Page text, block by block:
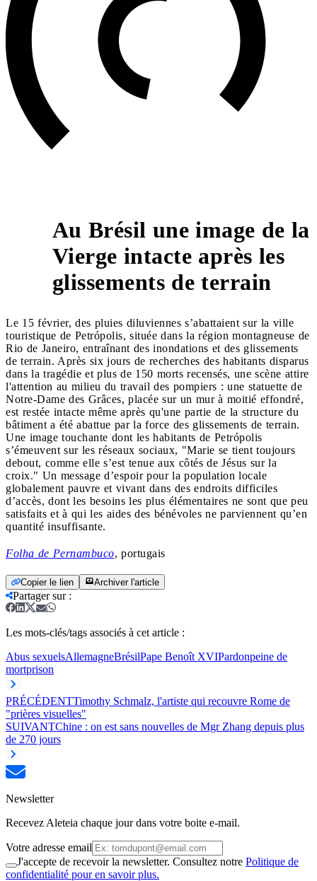
Au Brésil une image de la
Vierge intacte après les
glissements de terrain
Le 15 février, des pluies diluviennes s’abattaient sur la ville
touristique de Petrópolis, située dans la région montagneuse de
Rio de Janeiro, entraînant des inondations et des glissements
de terrain. Après six jours de recherches des habitants disparus
dans la tragédie et plus de 150 morts recensés, une scène attire
l'attention au milieu du travail des pompiers : une statuette de
Notre-Dame des Grâces, placée sur un mur à moitié effondré,
est restée intacte même après qu'une partie de la structure du
bâtiment a été abattue par la force des glissements de terrain.
Une image touchante dont les habitants de Petrópolis
s’émeuvent sur les réseaux sociaux, "Marie se tient toujours
debout, comme elle s’est tenue aux côtés de Jésus sur la
croix." Un message d’espoir pour la population locale
globalement pauvre et vivant dans des endroits difficiles
d’accès, dont les besoins les plus élémentaires ne sont que peu
satisfaits et à qui les aides des bénévoles ne parviennent qu’en
quantité insuffisante.
Folha de Pernambuco, portugais
Copier le lien Archiver l'article
Partager sur:
Les mots-clés/tags associés à cet article :
Abus sexuelsAllemagneBrésilPape Benoît XVIPardonpeine de
mortprison
PRÉCÉDENTTimothy Schmalz, l'artiste qui recouvre Rome de
"prières visuelles"
SUIVANTChine : on est sans nouvelles de Mgr Zhang depuis plus
de 270 jours
Newsletter
Recevez Aleteia chaque jour dans votre boite e-mail.
Votre adresse email
J'accepte de recevoir la newsletter. Consultez notre Politique de
confidentialité pour en savoir plus.